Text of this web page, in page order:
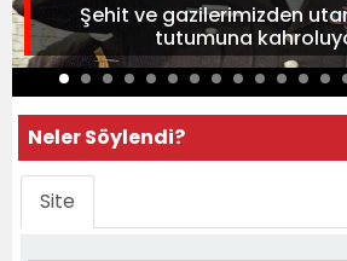
Şehit ve gazilerimizden
tutumuna
Neler Söylendi?
Site